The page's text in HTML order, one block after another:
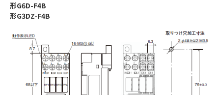
形G6D-F4B
形G3DZ-F4B